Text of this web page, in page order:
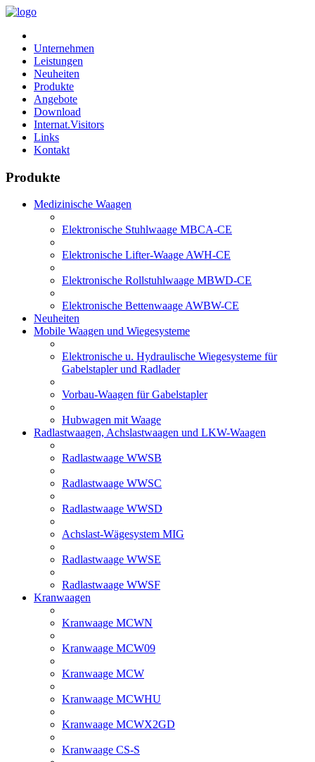
Unternehmen
Leistungen
Neuheiten
Produkte
Angebote
Download
Internat.Visitors
Links
Kontakt
Produkte
Medizinische Waagen
Elektronische Stuhlwaage MBCA-CE
Elektronische Lifter-Waage AWH-CE
Elektronische Rollstuhlwaage MBWD-CE
Elektronische Bettenwaage AWBW-CE
Neuheiten
Mobile Waagen und Wiegesysteme
Elektronische u. Hydraulische Wiegesysteme für
Gabelstapler und Radlader
Vorbau-Waagen für Gabelstapler
Hubwagen mit Waage
Radlastwaagen, Achslastwaagen und LKW-Waagen
Radlastwaage WWSB
Radlastwaage WWSC
Radlastwaage WWSD
Achslast-Wägesystem MIG
Radlastwaage WWSE
Radlastwaage WWSF
Kranwaagen
Kranwaage MCWN
Kranwaage MCW09
Kranwaage MCW
Kranwaage MCWHU
Kranwaage MCWX2GD
Kranwaage CS-S